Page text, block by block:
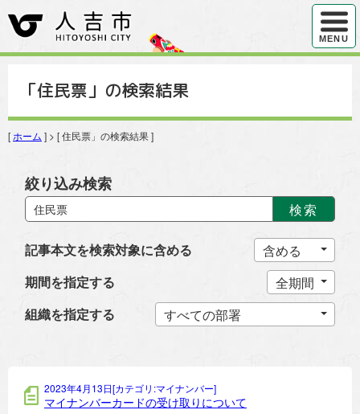
ハンバ
MENU
「住民票」の検索結果
[ ホーム ] > [ 住民票」の検索結果 ]
絞り込み検索
検索
記事本文を検索対象に含める
期間を指定する
組織を指定する
2023年4月13日[カテゴリ:マイナンバー]
マイナンバーカードの受け取りについて